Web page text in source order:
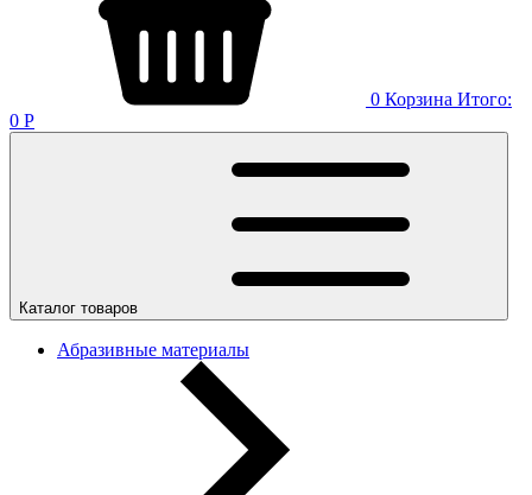
0 Корзина Итого:
0 Р
Каталог товаров
Абразивные материалы